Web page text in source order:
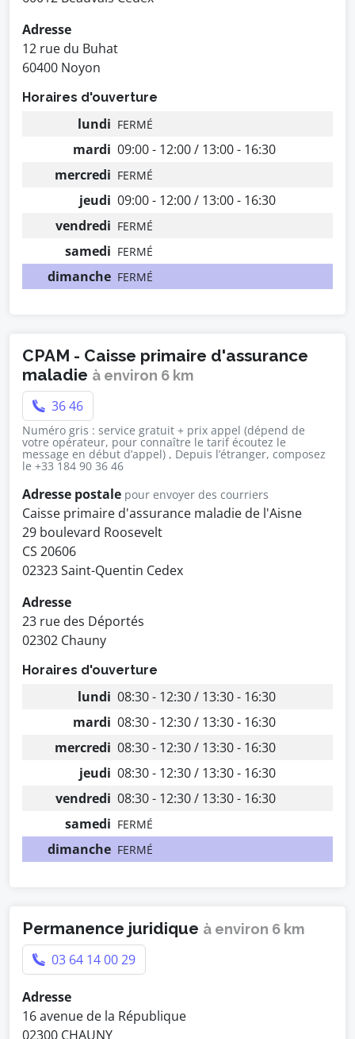
Adresse
12 rue du Buhat
60400 Noyon
Horaires d'ouverture
lundi FERMÉ
mardi 09:00 - 12:00 / 13:00 - 16:30
mercredi FERMÉ
jeudi 09:00 - 12:00 / 13:00 - 16:30
vendredi FERMÉ
samedi FERMÉ
dimanche FERMÉ
CPAM - Caisse primaire d'assurance
maladie à environ 6 km
36 46
Numéro gris : service gratuit + prix appel (dépend de
votre opérateur, pour connaître le tarif écoutez le
message en début d’appel) , Depuis l’étranger, composez
le +33 184 90 36 46
Adresse postale pour envoyer des courriers
Caisse primaire d'assurance maladie de l'Aisne
29 boulevard Roosevelt
CS 20606
02323 Saint-Quentin Cedex
Adresse
23 rue des Déportés
02302 Chauny
Horaires d'ouverture
lundi 08:30 - 12:30 / 13:30 - 16:30
mardi 08:30 - 12:30 / 13:30 - 16:30
mercredi 08:30 - 12:30 / 13:30 - 16:30
jeudi 08:30 - 12:30 / 13:30 - 16:30
vendredi 08:30 - 12:30 / 13:30 - 16:30
samedi FERMÉ
dimanche FERMÉ
Permanence juridique à environ 6 km
03 64 14 00 29
Adresse
16 avenue de la République
02300 CHAUNY